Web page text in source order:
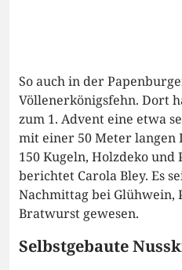
So auch in der
Völlenerkönigsfehn. Dort
zum 1. Advent eine etwa
mit einer 50 Meter
150 Kugeln, Holzdeko und
berichtet Carola Bley. Es
Nachmittag bei Glühwein,
Bratwurst gewesen.
Selbstgebaute